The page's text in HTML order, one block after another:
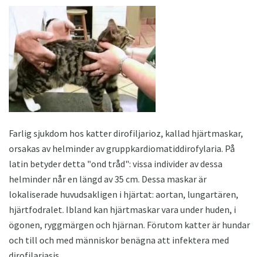
Farlig sjukdom hos katter dirofiljarioz, kallad hjärtmaskar,
orsakas av helminder av gruppkardiomatiddirofylaria. På
latin betyder detta "ond tråd": vissa individer av dessa
helminder når en längd av 35 cm. Dessa maskar är
lokaliserade huvudsakligen i hjärtat: aortan, lungartären,
hjärtfodralet. Ibland kan hjärtmaskar vara under huden, i
ögonen, ryggmärgen och hjärnan. Förutom katter är hundar
och till och med människor benägna att infektera med